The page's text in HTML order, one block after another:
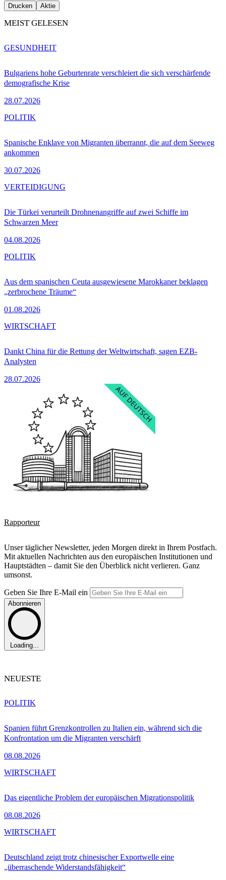
Drucken Aktie
MEIST GELESEN
Bulgariens hohe Geburtenrate verschleiert die sich verschärfende
demografische Krise
28.07.2026
GESUNDHEIT
Spanische Enklave von Migranten überrannt, die auf dem Seeweg
ankommen
30.07.2026
POLITIK
Die Türkei verurteilt Drohnenangriffe auf zwei Schiffe im
Schwarzen Meer
04.08.2026
VERTEIDIGUNG
Aus dem spanischen Ceuta ausgewiesene Marokkaner beklagen
„zerbrochene Träume“
01.08.2026
POLITIK
Dankt China für die Rettung der Weltwirtschaft, sagen EZB-
Analysten
28.07.2026
WIRTSCHAFT
Rapporteur
Unser täglicher Newsletter, jeden Morgen direkt in Ihrem Postfach.
Mit aktuellen Nachrichten aus den europäischen Institutionen und
Hauptstädten – damit Sie den Überblick nicht verlieren. Ganz
umsonst.
Geben Sie Ihre E-Mail ein
Abonnieren
Loading...
NEUESTE
Spanien führt Grenzkontrollen zu Italien ein, während sich die
Konfrontation um die Migranten verschärft
08.08.2026
POLITIK
Das eigentliche Problem der europäischen Migrationspolitik
08.08.2026
WIRTSCHAFT
Deutschland zeigt trotz chinesischer Exportwelle eine
„überraschende Widerstandsfähigkeit“
WIRTSCHAFT